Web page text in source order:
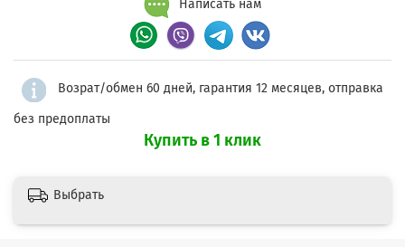
Написать нам
Возрат/обмен 60 дней, гарантия 12 месяцев, отправка
без предоплаты
Купить в 1 клик
Выбрать